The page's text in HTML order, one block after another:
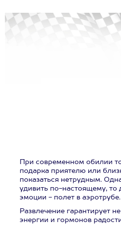
При современном обилии
подарка приятелю или
показаться нетрудным.
удивить по-настоящему, то
эмоции - полет в аэротрубе.
Развлечение гарантирует
энергии и гормонов